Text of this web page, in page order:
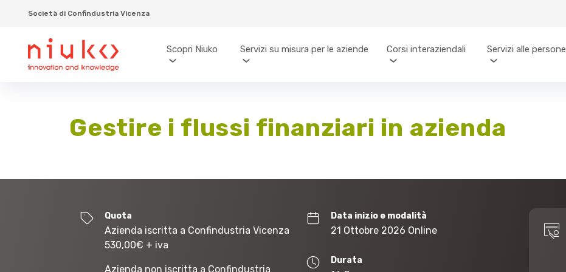
Società di Confindustria Vicenza
Scopri Niuko Servizi su misura per le aziende Corsi interaziendali Servizi alle persone
Gestire i flussi finanziari in azienda
Quota
Azienda iscritta a Confindustria Vicenza
530,00€ + iva
Azienda non iscritta a Confindustria
Data inizio e modalità
21 Ottobre 2026 Online
Durata